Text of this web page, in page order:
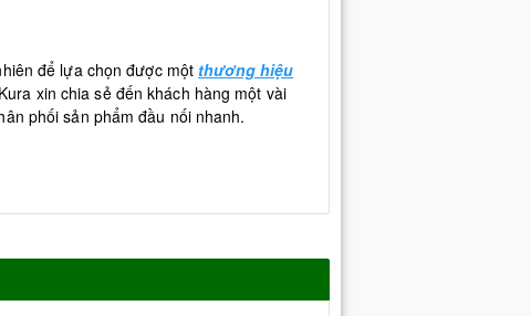
để lựa chọn được một thương hiệu
xin chia sẻ đến khách hàng một vài
phối sản phẩm đầu nối nhanh.